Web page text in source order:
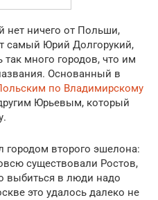
нет ничего от Польши,
самый Юрий Долгорукий,
много городов, что им
Основанный в
по Владимирскому
Юрьевым, который
городом второго эшелона:
существовали Ростов,
выбиться в люди надо
это удалось далеко не